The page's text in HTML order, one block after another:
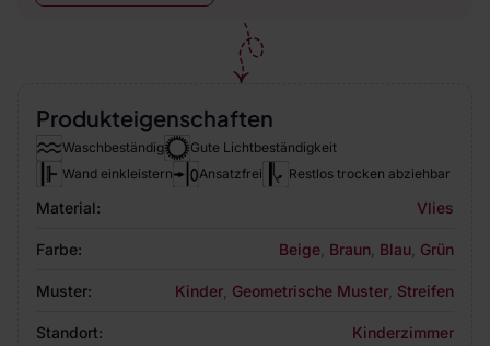
Produkteigenschaften
Waschbeständig
Gute Lichtbeständigkeit
Wand einkleistern
Ansatzfrei Restlos trocken abziehbar
Material: Vlies
Farbe: Beige Braun Blau Grün
Muster: Kinder Geometrische Muster Streifen
Standort: Kinderzimmer